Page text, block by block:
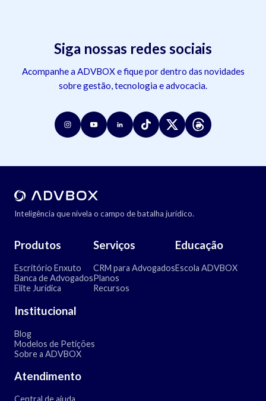
Siga nossas redes sociais
Acompanhe a ADVBOX e fique por dentro das novidades
sobre gestão, tecnologia e advocacia.
Inteligência que nivela o campo de batalha jurídico.
Produtos
Escritório Enxuto
Banca de Advogados
Elite Jurídica
Serviços
CRM para Advogados
Planos
Recursos
Educação
Escola ADVBOX
Institucional
Blog
Modelos de Petições
Sobre a ADVBOX
Atendimento
Central de ajuda